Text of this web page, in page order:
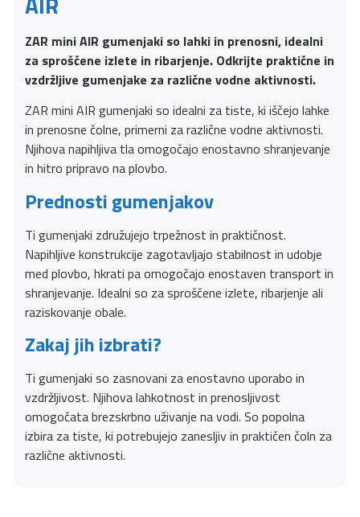
ZAR mini AIR gumenjaki so lahki in prenosni, idealni
za sproščene izlete in ribarjenje. Odkrijte praktične in
vzdržljive gumenjake za različne vodne aktivnosti.
ZAR mini AIR gumenjaki so idealni za tiste, ki iščejo lahke
in prenosne čolne, primerni za različne vodne aktivnosti.
Njihova napihljiva tla omogočajo enostavno shranjevanje
in hitro pripravo na plovbo.
Prednosti gumenjakov
Ti gumenjaki združujejo trpežnost in praktičnost.
Napihljive konstrukcije zagotavljajo stabilnost in udobje
med plovbo, hkrati pa omogočajo enostaven transport in
shranjevanje. Idealni so za sproščene izlete, ribarjenje ali
raziskovanje obale.
Zakaj jih izbrati?
Ti gumenjaki so zasnovani za enostavno uporabo in
vzdržljivost. Njihova lahkotnost in prenosljivost
omogočata brezskrbno uživanje na vodi. So popolna
izbira za tiste, ki potrebujejo zanesljiv in praktičen čoln za
različne aktivnosti.